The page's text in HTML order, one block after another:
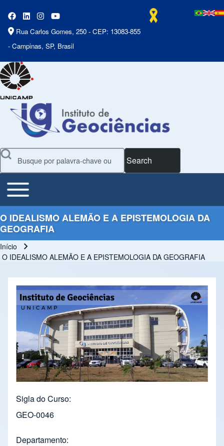
Rua Carlos Gomes, 250 - CEP: 13083-855
- Campinas, SP, Brasil
Search
Main Menu
Toggle main menu
O IDEALISMO ALEMÃO E A EPISTEMOLOGIA DA
GEOGRAFIA
Trilha de navegação
Início
O IDEALISMO ALEMÃO E A EPISTEMOLOGIA DA GEOGRAFIA
Sigla do Curso
GEO-0046
Departamento